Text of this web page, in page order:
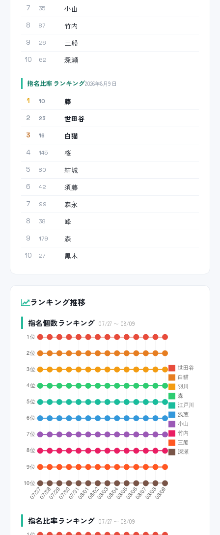
7 35 小山
8 87 竹内
9 26 三船
10 62 深瀬
指名比率ランキング2026年8月9日
1 10 藤
2 23 世田谷
3 16 白猫
4 145 桜
5 80 結城
6 42 須藤
7 99 森永
8 38 峰
9 179 森
10 27 黒木
ランキング推移
指名個数ランキング 07/27 〜 08/09
指名比率ランキング 07/27 〜 08/09